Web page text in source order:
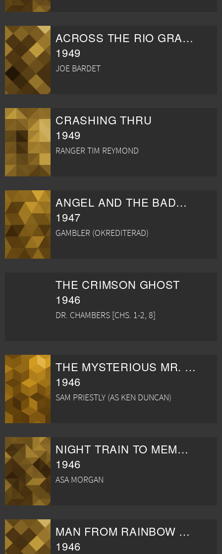
ACROSS THE RIO GRANDE
1949
JOE BARDET
CRASHING THRU
1949
RANGER TIM REYMOND
ANGEL AND THE BADMAN
1947
GAMBLER (OKREDITERAD)
THE CRIMSON GHOST
1946
DR. CHAMBERS [CHS. 1-2, 8]
THE MYSTERIOUS MR. VALENTINE
1946
SAM PRIESTLY (AS KEN DUNCAN)
NIGHT TRAIN TO MEMPHIS
1946
ASA MORGAN
MAN FROM RAINBOW VALLEY
1946